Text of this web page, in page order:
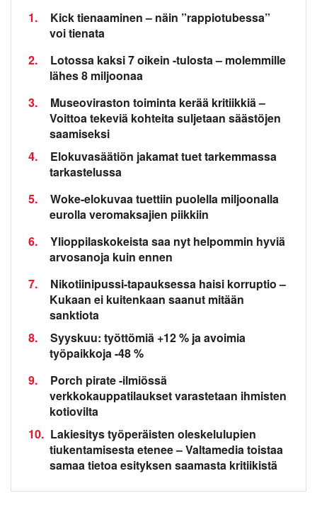
1.
Kick tienaaminen – näin ”rappiotubessa”
voi tienata
2.
Lotossa kaksi 7 oikein -tulosta – molemmille
lähes 8 miljoonaa
3.
Museoviraston toiminta kerää kritiikkiä –
Voittoa tekeviä kohteita suljetaan säästöjen
saamiseksi
4.
Elokuvasäätiön jakamat tuet tarkemmassa
tarkastelussa
5.
Woke-elokuvaa tuettiin puolella miljoonalla
eurolla veromaksajien piikkiin
6.
Ylioppilaskokeista saa nyt helpommin hyviä
arvosanoja kuin ennen
7.
Nikotiinipussi-tapauksessa haisi korruptio –
Kukaan ei kuitenkaan saanut mitään
sanktiota
8.
Syyskuu: työttömiä +12 % ja avoimia
työpaikkoja -48 %
9.
Porch pirate -ilmiössä
verkkokauppatilaukset varastetaan ihmisten
kotiovilta
10. Lakiesitys työperäisten oleskelulupien
tiukentamisesta etenee – Valtamedia toistaa
samaa tietoa esityksen saamasta kritiikistä